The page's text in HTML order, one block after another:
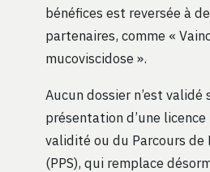
bénéfices est reversée à
partenaires, comme «
mucoviscidose ».
Aucun dossier n’est validé
présentation d’une licence
validité ou du Parcours de
(PPS), qui remplace